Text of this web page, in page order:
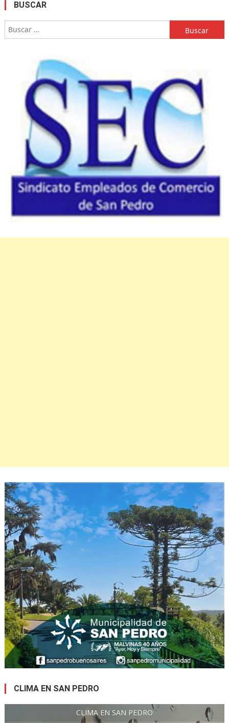
BUSCAR
Buscar:
CLIMA EN SAN PEDRO
CLIMA EN SAN PEDRO